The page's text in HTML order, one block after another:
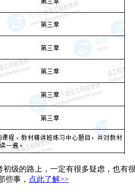
级的路上，一定有很多疑虑，也有很
些事， 点此了解>>